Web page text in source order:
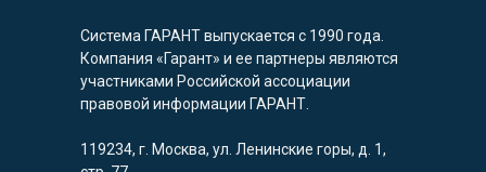
Система ГАРАНТ выпускается с 1990 года.
Компания «Гарант» и ее партнеры являются
участниками Российской ассоциации
правовой информации ГАРАНТ.
119234, г. Москва, ул. Ленинские горы, д. 1,